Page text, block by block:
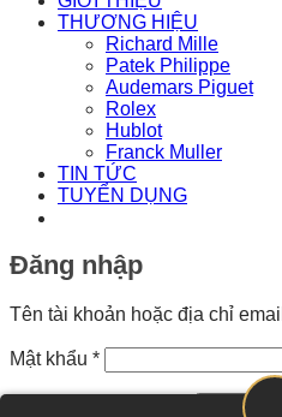
THƯƠNG HIỆU
Richard Mille
Patek Philippe
Audemars Piguet
Rolex
Hublot
Franck Muller
TIN TỨC
TUYỂN DỤNG
Đăng nhập
Tên tài khoản hoặc địa chỉ email
Mật khẩu *Bắt
buộc
Đăng nhập